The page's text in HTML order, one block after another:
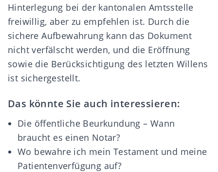
Hinterlegung bei der kantonalen Amtsstelle
freiwillig, aber zu empfehlen ist. Durch die
sichere Aufbewahrung kann das Dokument
nicht verfälscht werden, und die Eröffnung
sowie die Berücksichtigung des letzten Willens
ist sichergestellt.
Das könnte Sie auch interessieren:
Die öffentliche Beurkundung – Wann
braucht es einen Notar?
Wo bewahre ich mein Testament und meine
Patientenverfügung auf?